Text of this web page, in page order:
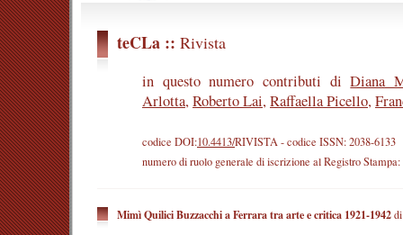
teCLa :: Rivista
in questo numero contributi diDiana
Arlotta,Roberto Lai,Raffaella Picello,
codice DOI:10.4413/RIVISTA - codice ISSN: 2038-6133
numero di ruolo generale di iscrizione al Registro Stampa:
Mimì Quilici Buzzacchi a Ferrara tra arte e critica 1921-1942